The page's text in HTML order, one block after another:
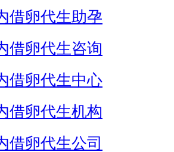
借卵代生助孕
借卵代生咨询
借卵代生中心
借卵代生机构
借卵代生公司